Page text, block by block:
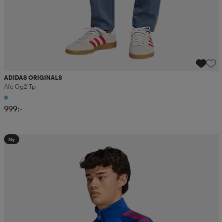
ADIDAS ORIGINALS
Afc Og2 Tp
999:-
Ny